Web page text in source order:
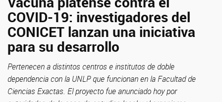
COVID-19: investigadores del
CONICET lanzan una iniciativa
para su desarrollo
Pertenecen a distintos centros e institutos de doble
dependencia con la UNLP que funcionan en la Facultad de
Ciencias Exactas. El proyecto fue anunciado hoy por